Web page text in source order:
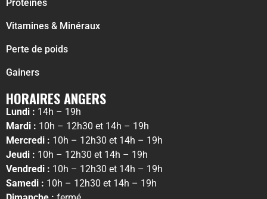
Protéines
Vitamines & Minéraux
Perte de poids
Gainers
HORAIRES ANGERS
Lundi : 14h – 19h
Mardi : 10h – 12h30 et 14h – 19h
Mercredi : 10h – 12h30 et 14h – 19h
Jeudi : 10h – 12h30 et 14h – 19h
Vendredi : 10h – 12h30 et 14h – 19h
Samedi : 10h – 12h30 et 14h – 19h